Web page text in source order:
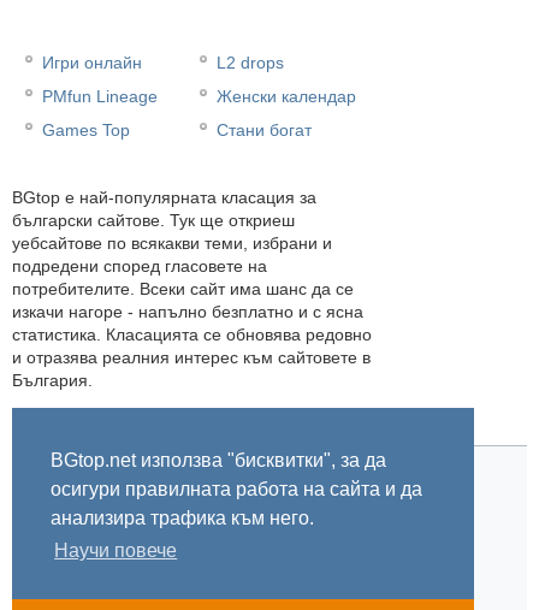
BGtop.net използва "бисквитки", за да
осигури правилната работа на сайта и да
анализира трафика към него.
Научи повече
Игри онлайн
PMfun Lineage
Games Top
L2 drops
Женски календар
Стани богат
BGtop e най-популярната класация за
български сайтове. Тук ще откриеш
уебсайтове по всякакви теми, избрани и
подредени според гласовете на
потребителите. Всеки сайт има шанс да се
изкачи нагоре - напълно безплатно и с ясна
статистика. Класацията се обновява редовно
и отразява реалния интерес към сайтовете в
България.
Начало Правила За BGtop.net
Пишете ни
Линк за гласуване
Бисквитки Поверителност
© 2002-2026 BGtop.net